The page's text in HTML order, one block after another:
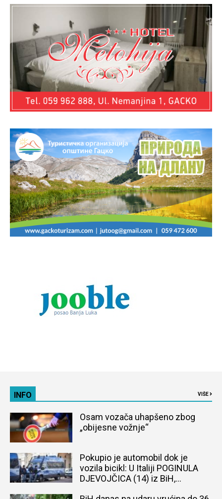
INFO VIŠE
Osam vozača uhapšeno zbog
„obijesne vožnje“
Pokupio je automobil dok je
vozila bicikl: U Italiji POGINULA
DJEVOJČICA (14) iz BiH,